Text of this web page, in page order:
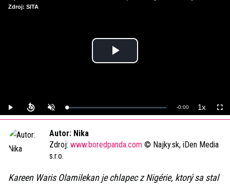
Play
Play UnmuteLoaded:
0%
Remaining
-0:00 1xPlayback
Rate
Zdroj: SITA
Autor: Nika
Zdroj: www.boredpanda.com © Najky.sk, iDen Media
s.r.o.
Kareen Waris Olamilekan je chlapec z Nigérie, ktorý sa stal